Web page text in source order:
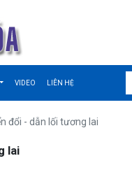
VIDEO LIÊN HỆ
đổi - dẫn lối tương lai
lai